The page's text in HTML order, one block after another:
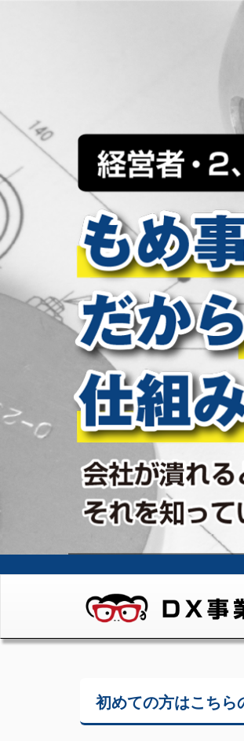
初めての方はこちら